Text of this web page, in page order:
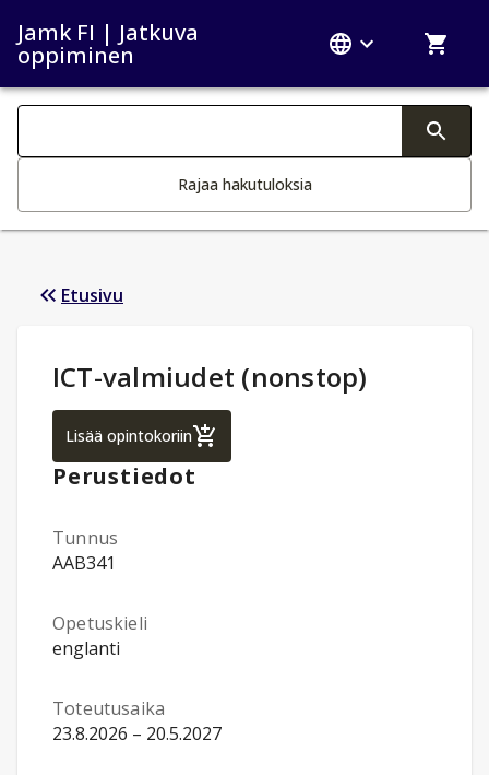
Jamk FI | Jatkuva
oppiminen
Haku kategoriat
Rajaa hakutuloksia
Etusivu
Opintotiedot:
ICT-valmiudet (nonstop)
Lisää opintokoriinICT-valmiudet (nonstop)
Perustiedot
Tunnus
AAB341
Opetuskieli
englanti
Toteutusaika
23.8.2026 – 20.5.2027